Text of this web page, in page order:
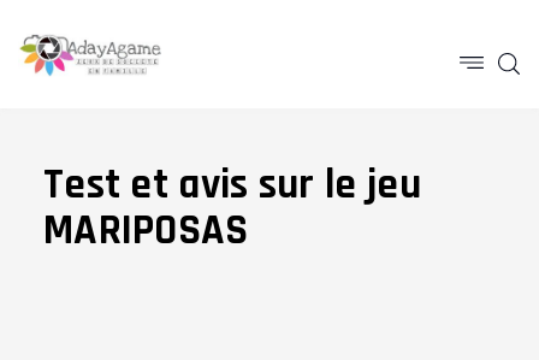
Test et avis sur le jeu
MARIPOSAS